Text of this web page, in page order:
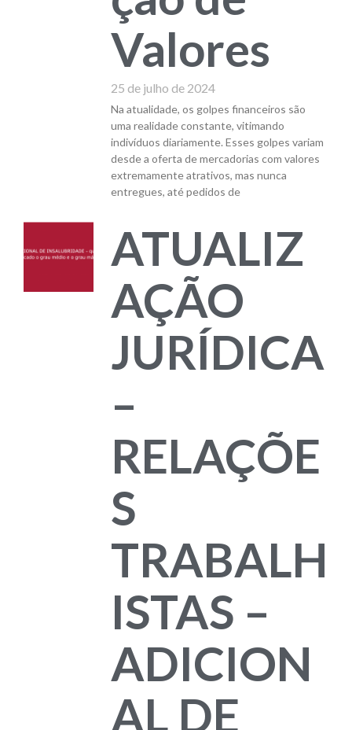
Valores
25 de julho de 2024
Na atualidade, os golpes financeiros são
uma realidade constante, vitimando
indivíduos diariamente. Esses golpes variam
desde a oferta de mercadorias com valores
extremamente atrativos, mas nunca
entregues, até pedidos de
ATUALIZ
AÇÃO
JURÍDICA
–
RELAÇÕE
S
TRABALH
ISTAS –
ADICION
AL DE